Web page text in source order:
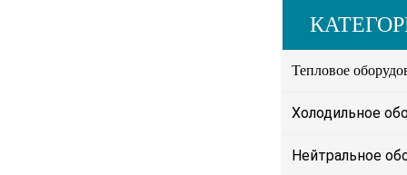
Тепловое
Холодильное
Нейтральное